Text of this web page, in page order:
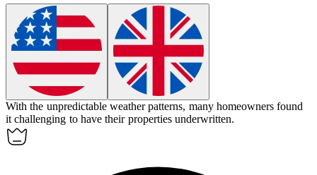
With the unpredictable weather patterns, many homeowners found
it challenging to have their properties underwritten.